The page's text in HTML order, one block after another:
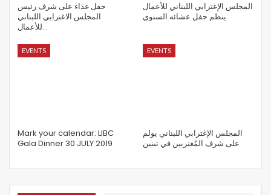
حفل غذاء على شرف رئيس
المجلس الاغترابي اللبناني
للأعمال…
المجلس الإغترابي اللبناني للأعمال
ينظم حفل عشائه السنوي
EVENTS
Mark your calendar: LIBC
Gala Dinner 30 JULY 2019
EVENTS
المجلس الإغترابي اللبناني يولم
على شرف المُغتربين في تبنين